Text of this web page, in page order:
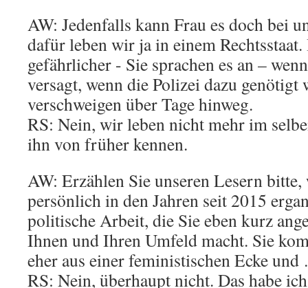
AW: Jedenfalls kann Frau es doch bei
dafür leben wir ja in einem
gefährlicher ­- Sie sprachen es an –
versagt, wenn die Polizei dazu genötigt
verschweigen über Tage hinweg.
RS: Nein, wir leben nicht mehr im
ihn von früher kennen.
AW: Erzählen Sie unseren Lesern
persönlich in den Jahren seit 2015
politische Arbeit, die Sie eben kurz
Ihnen und Ihren Umfeld macht. Sie
eher aus einer feministischen Ecke
RS: Nein, überhaupt nicht. Das habe